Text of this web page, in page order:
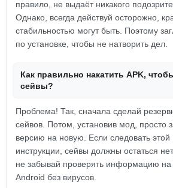
правило, не выдаёт никакого
Однако, всегда действуй осторожно,
стабильностью могут быть. Поэтому
по установке, чтобы не натворить дел.
Как правильно накатить APK,
сейвы?
Проблема! Так, сначала сделай
сейвов. Потом, установив мод, просто
версию на новую. Если следовать этой
инструкции, сейвы должны остаться
не забывай проверять информацию
Android без вирусов.